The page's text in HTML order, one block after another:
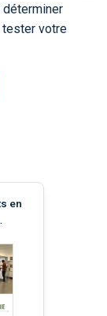
tester votre
en